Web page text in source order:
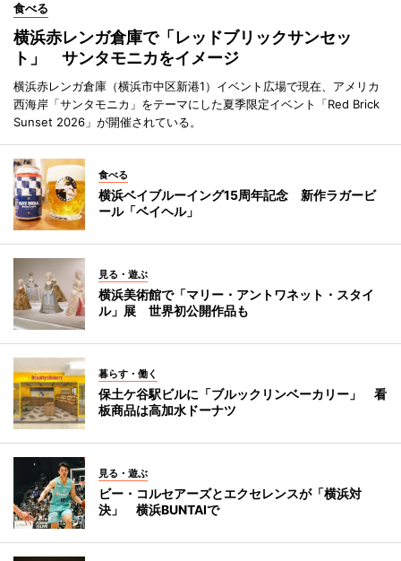
食べる
横浜赤レンガ倉庫で「レッドブリックサンセッ
ト」 サンタモニカをイメージ
横浜赤レンガ倉庫（横浜市中区新港1）イベント広場で現在、アメリカ
西海岸「サンタモニカ」をテーマにした夏季限定イベント「Red Brick
Sunset 2026」が開催されている。
食べる
横浜ベイブルーイング15周年記念 新作ラガービ
ール「ベイヘル」
見る・遊ぶ
横浜美術館で「マリー・アントワネット・スタイ
ル」展 世界初公開作品も
暮らす・働く
保土ケ谷駅ビルに「ブルックリンベーカリー」 看
板商品は高加水ドーナツ
見る・遊ぶ
ビー・コルセアーズとエクセレンスが「横浜対
決」 横浜BUNTAIで